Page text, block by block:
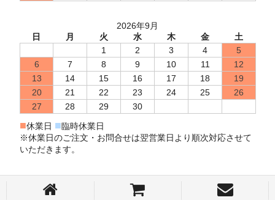
2026年9月
日
月 火 水 木 金
土
1
2 3 4
5
6
7 8 9 10 11
12
13
14 15 16 17 18
19
20
21 22 23 24 25
26
27
28 29 30
■休業日 ■臨時休業日
※休業日のご注文・お問合せは翌営業日より順次対応させて
いただきます。